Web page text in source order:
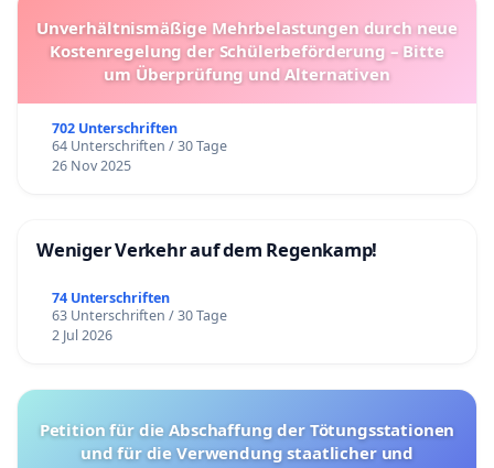
Unverhältnismäßige Mehrbelastungen durch neue
Kostenregelung der Schülerbeförderung – Bitte
um Überprüfung und Alternativen
702 Unterschriften
64 Unterschriften / 30 Tage
26 Nov 2025
Weniger Verkehr auf dem Regenkamp!
74 Unterschriften
63 Unterschriften / 30 Tage
2 Jul 2026
Petition für die Abschaffung der Tötungsstationen
und für die Verwendung staatlicher und